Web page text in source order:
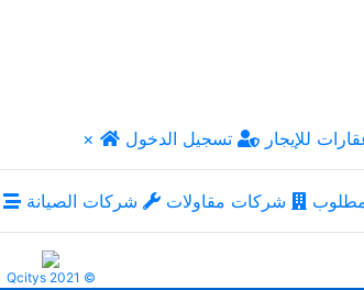
× للإيجار تسجيل الدخول
شركات مقاولات شركات الصيانة
Qcitys 2021 ©